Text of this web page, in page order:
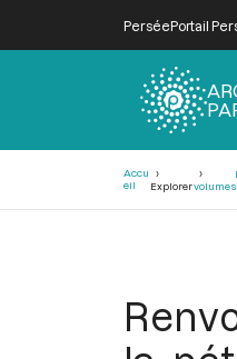
PerséePortail
Accu
eil
Explorervolumes